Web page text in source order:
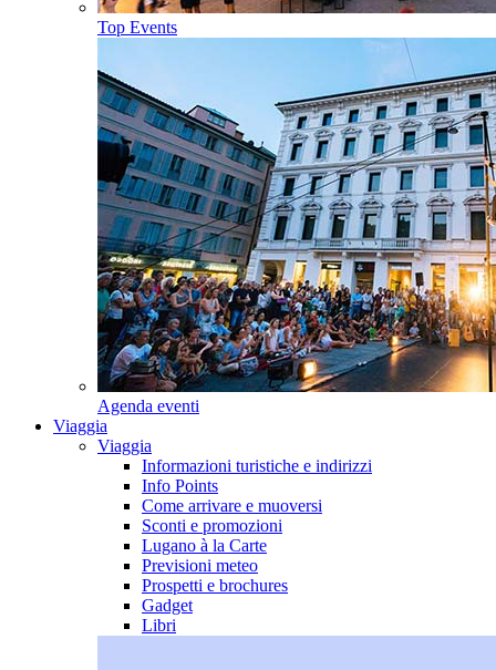
Top Events
Agenda eventi
Viaggia
Viaggia
Informazioni turistiche e indirizzi
Info Points
Come arrivare e muoversi
Sconti e promozioni
Lugano à la Carte
Previsioni meteo
Prospetti e brochures
Gadget
Libri